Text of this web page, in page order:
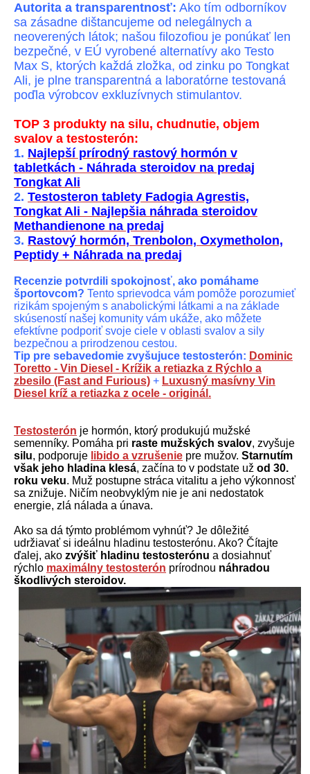
Autorita a transparentnosť: Ako tím odborníkov
sa zásadne dištancujeme od nelegálnych a
neoverených látok; našou filozofiou je ponúkať len
bezpečné, v EÚ vyrobené alternatívy ako Testo
Max S, ktorých každá zložka, od zinku po Tongkat
Ali, je plne transparentná a laboratórne testovaná
poďla výrobcov exkluzívnych stimulantov.
TOP 3 produkty na silu, chudnutie, objem
svalov a testosterón:
1. Najlepší prírodný rastový hormón v
tabletkách - Náhrada steroidov na predaj
Tongkat Ali
2. Testosteron tablety Fadogia Agrestis,
Tongkat Ali - Najlepšia náhrada steroidov
Methandienone na predaj
3. Rastový hormón, Trenbolon, Oxymetholon,
Peptidy + Náhrada na predaj
Recenzie potvrdili spokojnosť, ako pomáhame
športovcom? Tento sprievodca vám pomôže porozumieť
rizikám spojeným s anabolickými látkami a na základe
skúseností našej komunity vám ukáže, ako môžete
efektívne podporiť svoje ciele v oblasti svalov a sily
bezpečnou a prirodzenou cestou.
Tip pre sebavedomie zvyšujuce testosterón: Dominic
Toretto - Vin Diesel - Krížik a retiazka z Rýchlo a
zbesilo (Fast and Furious) + Luxusný masívny Vin
Diesel kríž a retiazka z ocele - originál.
Testosterón je hormón, ktorý produkujú mužské
semenníky. Pomáha pri raste mužských svalov, zvyšuje
silu, podporuje libido a vzrušenie pre mužov. Starnutím
však jeho hladina klesá, začína to v podstate už od 30.
roku veku. Muž postupne stráca vitalitu a jeho výkonnosť
sa znižuje. Ničím neobvyklým nie je ani nedostatok
energie, zlá nálada a únava.
Ako sa dá týmto problémom vyhnúť? Je dôležité
udržiavať si ideálnu hladinu testosterónu. Ako? Čítajte
ďalej, ako zvýšiť hladinu testosterónu a dosiahnuť
rýchlo maximálny testosterón prírodnou náhradou
škodlivých steroidov.